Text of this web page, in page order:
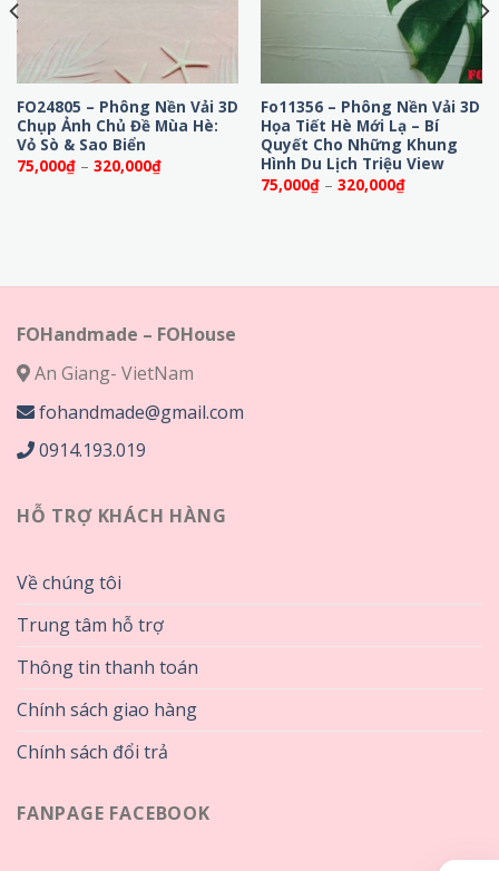
FO24805 – Phông Nền Vải 3D
Chụp Ảnh Chủ Đề Mùa Hè:
Vỏ Sò & Sao Biển
75,000₫ – 320,000₫Khoảng
giá:
Fo11356 – Phông Nền Vải 3D
Họa Tiết Hè Mới Lạ – Bí
Quyết Cho Những Khung
Hình Du Lịch Triệu View
75,000₫ – 320,000₫Khoảng
giá:
FOHandmade – FOHouse
An Giang- VietNam
fohandmade@gmail.com
0914.193.019
HỖ TRỢ KHÁCH HÀNG
Về chúng tôi
Trung tâm hỗ trợ
Thông tin thanh toán
Chính sách giao hàng
Chính sách đổi trả
FANPAGE FACEBOOK